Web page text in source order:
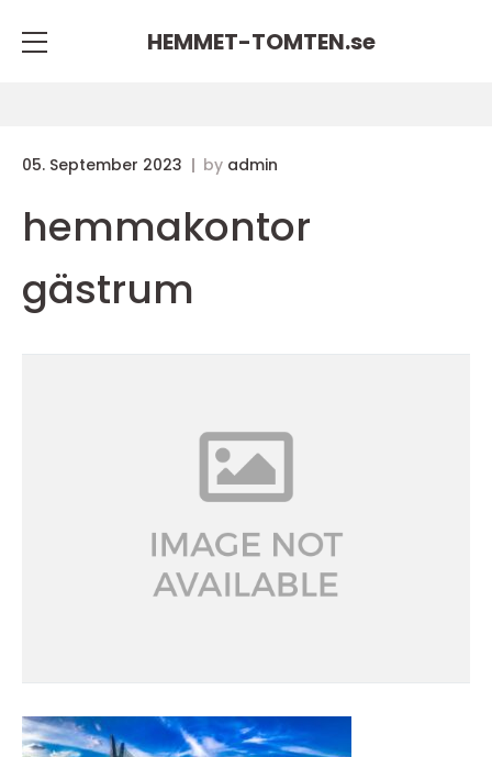
HEMMET-TOMTEN.se
05. September 2023 by admin
hemmakontor
gästrum